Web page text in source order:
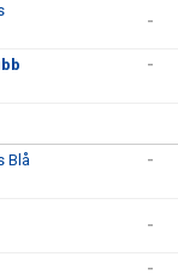
-
-
Blå -
-
-